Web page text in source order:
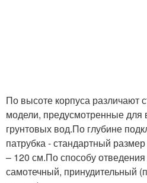
По высоте корпуса различают
модели, предусмотренные для
грунтовых вод.По глубине
патрубка - стандартный
– 120 см.По способу
самотечный, принудительный